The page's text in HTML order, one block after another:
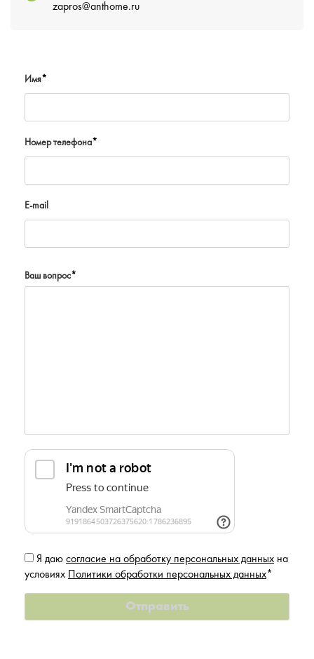
zapros@anthome.ru
Имя*
Номер телефона*
E-mail
Ваш вопрос*
Я даю согласие на обработку персональных данных на
условиях Политики обработки персональных данных*